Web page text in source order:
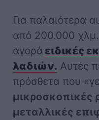
Για παλαιότερα
από 200.000
αγορά ειδικές
λαδιών. Αυτές
πρόσθετα που
μικροσκοπικές
μεταλλικές